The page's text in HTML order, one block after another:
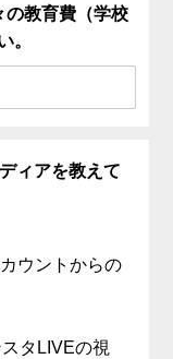
の教育費（学校
。
ィアを教えて
ウントからの
タLIVEの視